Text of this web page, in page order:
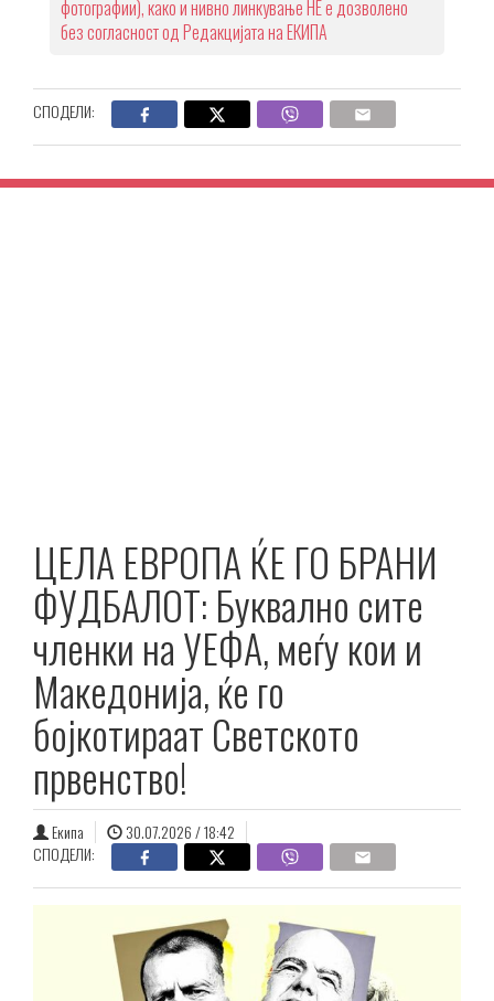
фотографии), како и нивно линкување НЕ е дозволено
без согласност од Редакцијата на ЕКИПА
СПОДЕЛИ:
ЦЕЛА ЕВРОПА ЌЕ ГО БРАНИ
ФУДБАЛОТ: Буквално сите
членки на УЕФА, меѓу кои и
Македонија, ќе го
бојкотираат Светското
првенство!
Екипа
30.07.2026 / 18:42
СПОДЕЛИ: